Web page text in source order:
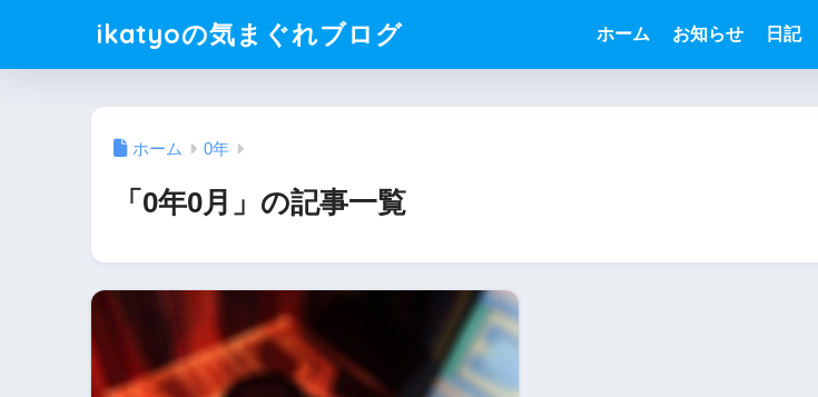
ikatyoの気まぐれブログ ホーム お知らせ 日記
ホーム 0年
「0年0月」の記事一覧